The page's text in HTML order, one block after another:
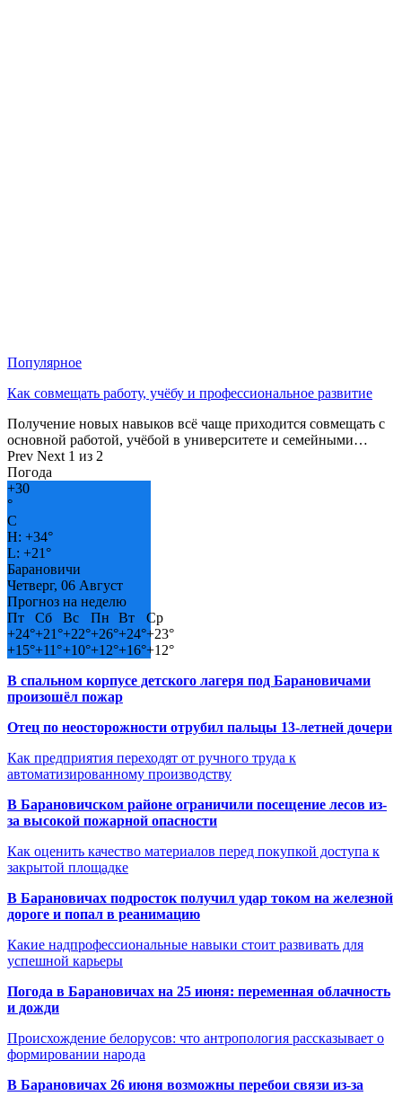
Популярное
Как совмещать работу, учёбу и профессиональное развитие
Получение новых навыков всё чаще приходится совмещать с
основной работой, учёбой в университете и семейными…
Prev Next 1 из 2
Погода
+30
°
C
H: +34°
L: +21°
Барановичи
Четверг, 06 Август
Прогноз на неделю
Пт
Сб Вс Пн Вт
Ср
+24°+21°+22°+26°+24°+23°
+15°+11°+10°+12°+16°+12°
В спальном корпусе детского лагеря под Барановичами
произошёл пожар
Отец по неосторожности отрубил пальцы 13-летней дочери
Как предприятия переходят от ручного труда к
автоматизированному производству
В Барановичском районе ограничили посещение лесов из-
за высокой пожарной опасности
Как оценить качество материалов перед покупкой доступа к
закрытой площадке
В Барановичах подросток получил удар током на железной
дороге и попал в реанимацию
Какие надпрофессиональные навыки стоит развивать для
успешной карьеры
Погода в Барановичах на 25 июня: переменная облачность
и дожди
Происхождение белорусов: что антропология рассказывает о
формировании народа
В Барановичах 26 июня возможны перебои связи из-за